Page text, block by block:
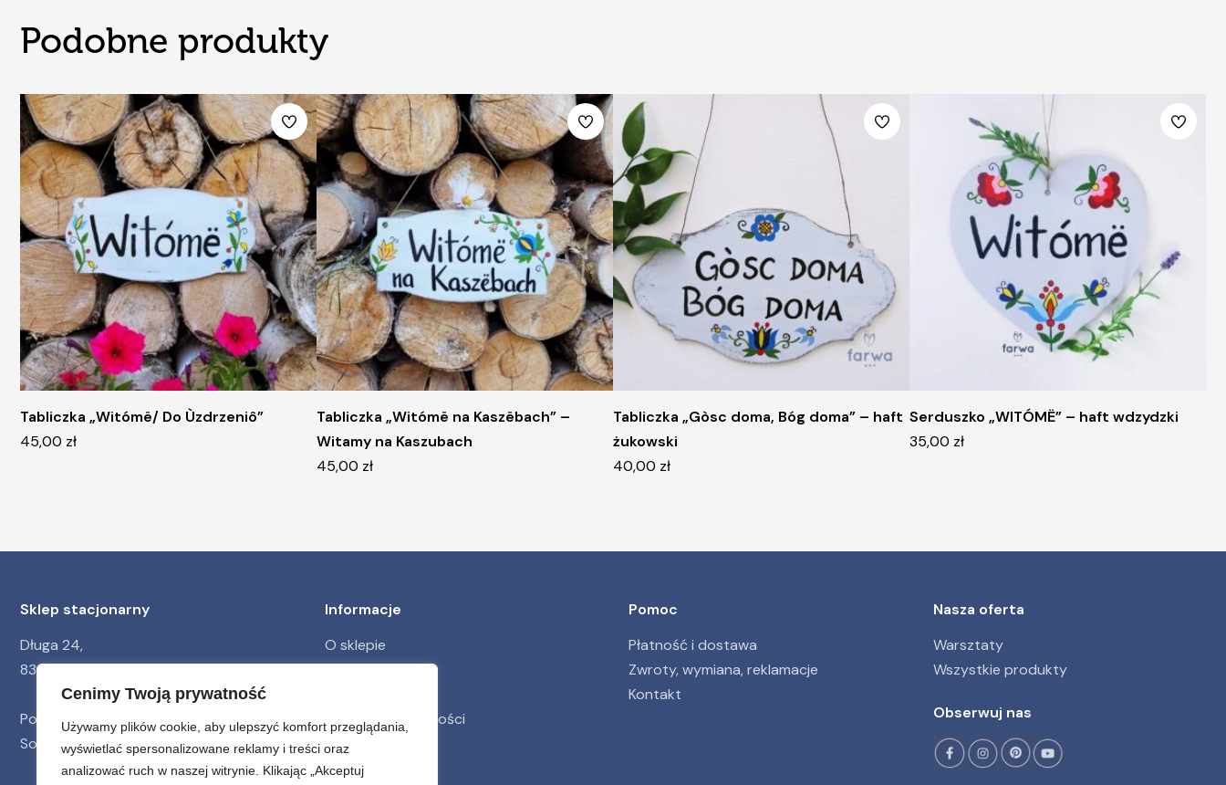
Cenimy Twoją prywatność
Używamy plików cookie, aby ulepszyć komfort przeglądania,
wyświetlać spersonalizowane reklamy i treści oraz
analizować ruch w naszej witrynie. Klikając „Akceptuj
Podobne produkty
Tabliczka „Witómë/ Do Ùzdrzeniô”
45,00 zł
Tabliczka „Witómë na Kaszëbach” –
Witamy na Kaszubach
45,00 zł
Tabliczka „Gòsc doma, Bóg doma” – haft
żukowski
40,00 zł
Serduszko „WITÓMË” – haft wdzydzki
35,00 zł
Sklep stacjonarny
Długa 24,
83-400 Kościerzyna
Pon – Pt 9:30-17:30
Sob 10:00-14:00
Informacje
O sklepie
Blog
Polityka prywatności
Pomoc
Płatność i dostawa
Zwroty, wymiana, reklamacje
Kontakt
Nasza oferta
Warsztaty
Wszystkie produkty
Obserwuj nas